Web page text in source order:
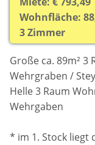
Wohnfläche:
3 Zimmer
Große ca. 89m² 3
Wehrgraben /
Helle 3 Raum
Wehrgaben
* im 1. Stock liegt